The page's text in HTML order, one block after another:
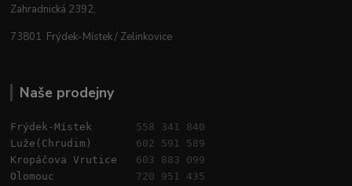
Zahradnická 2392,
73801 Frýdek-Místek / Zelinkovice
Naše prodejny
Frýdek-Místek 558 341 840
Luže(Chrudim) 602 591 589
Kropáčova Vrutice 603 883 099
Olomouc 720 951 435